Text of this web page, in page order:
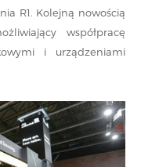
R1. Kolejną nowością
współpracę
i urządzeniami